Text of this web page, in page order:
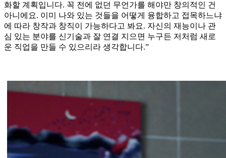
화할 계획입니다. 꼭 전에 없던 무언가를 해야만 창의적인 건
아니에요. 이미 나와 있는 것들을 어떻게 융합하고 접목하느냐
에 따라 창작과 창직이 가능하다고 봐요. 자신의 재능이나 관
심 있는 분야를 신기술과 잘 연결 지으면 누구든 저처럼 새로
운 직업을 만들 수 있으리라 생각합니다.”